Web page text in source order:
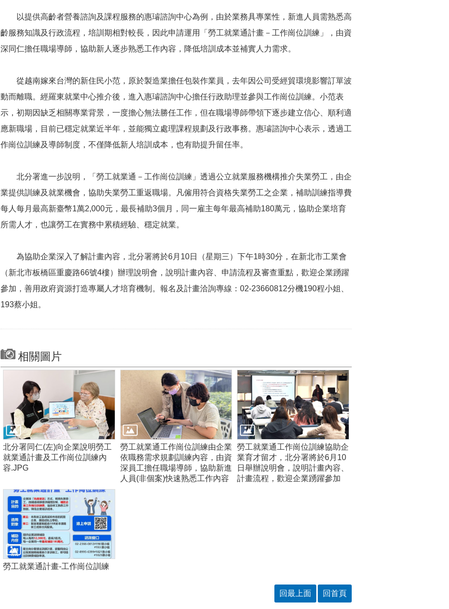
以提供高齡者營養諮詢及課程服務的惠璿諮詢中心為例，由於業務具專業性，新進人員需熟悉高
齡服務知識及行政流程，培訓期相對較長，因此申請運用「勞工就業通計畫－工作崗位訓練」，由資
深同仁擔任職場導師，協助新人逐步熟悉工作內容，降低培訓成本並補實人力需求。
從越南嫁來台灣的新住民小范，原於製造業擔任包裝作業員，去年因公司受經貿環境影響訂單波
動而離職。經羅東就業中心推介後，進入惠璿諮詢中心擔任行政助理並參與工作崗位訓練。小范表
示，初期因缺乏相關專業背景，一度擔心無法勝任工作，但在職場導師帶領下逐步建立信心、順利適
應新職場，目前已穩定就業近半年，並能獨立處理課程規劃及行政事務。惠璿諮詢中心表示，透過工
作崗位訓練及導師制度，不僅降低新人培訓成本，也有助提升留任率。
北分署進一步說明，「勞工就業通－工作崗位訓練」透過公立就業服務機構推介失業勞工，由企
業提供訓練及就業機會，協助失業勞工重返職場。凡僱用符合資格失業勞工之企業，補助訓練指導費
每人每月最高新臺幣1萬2,000元，最長補助3個月，同一雇主每年最高補助180萬元，協助企業培育
所需人才，也讓勞工在實務中累積經驗、穩定就業。
為協助企業深入了解計畫內容，北分署將於6月10日（星期三）下午1時30分，在新北市工業會
（新北市板橋區重慶路66號4樓）辦理說明會，說明計畫內容、申請流程及審查重點，歡迎企業踴躍
參加，善用政府資源打造專屬人才培育機制。報名及計畫洽詢專線：02-23660812分機190程小姐、
193蔡小姐。
相關圖片
北分署同仁(左)向企業說明勞工
就業通計畫及工作崗位訓練內
容.JPG
勞工就業通工作崗位訓練由企業
依職務需求規劃訓練內容，由資
深員工擔任職場導師，協助新進
人員(非個案)快速熟悉工作內容
勞工就業通工作崗位訓練協助企
業育才留才，北分署將於6月10
日舉辦說明會，說明計畫內容、
計畫流程，歡迎企業踴躍參加
勞工就業通計畫-工作崗位訓練
回最上面 回首頁